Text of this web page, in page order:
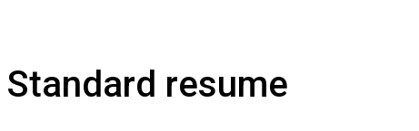
Standard resume